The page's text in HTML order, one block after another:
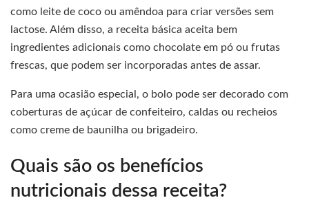
como leite de coco ou amêndoa para criar versões sem
lactose. Além disso, a receita básica aceita bem
ingredientes adicionais como chocolate em pó ou frutas
frescas, que podem ser incorporadas antes de assar.
Para uma ocasião especial, o bolo pode ser decorado com
coberturas de açúcar de confeiteiro, caldas ou recheios
como creme de baunilha ou brigadeiro.
Quais são os benefícios
nutricionais dessa receita?